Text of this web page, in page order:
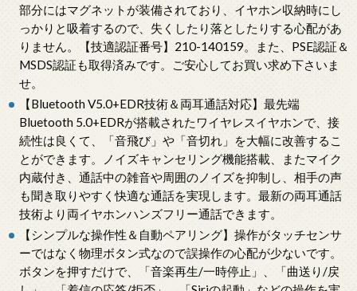
部分にはマグネットが装備されており、イヤホン収納時にし
っかりと吸着するので、失くしたり落としたりする心配があ
りません。【技適認証番号】210-140159。また、PSE認証＆
MSDS認証も取得済みです。ご安心してお買い求め下さいま
せ。
【Bluetooth V5.0+EDR技術＆両耳通話対応】最先端
Bluetooth 5.0+EDRが搭載されたワイヤレスイヤホンで、接
続性は良くて、「音飛び」や「音切れ」を大幅に改善するこ
とができます。ノイズキャンセリング機能搭載、またマイク
内蔵付き、通話中の雑音や周囲のノイズを抑制し、相手の声
も聞き取りやすく快適な通話を実現します。最新の両耳通話
技術より両イヤホンハンズフリー通話できます。
【シンプルな操作性＆自動ペアリング】操作がタッチセンサ
ーではなく物理ボタン式なので誤操作の心配が少ないです。
ボタンを押すだけで、「音楽再生/一時停止」、「曲送り/戻